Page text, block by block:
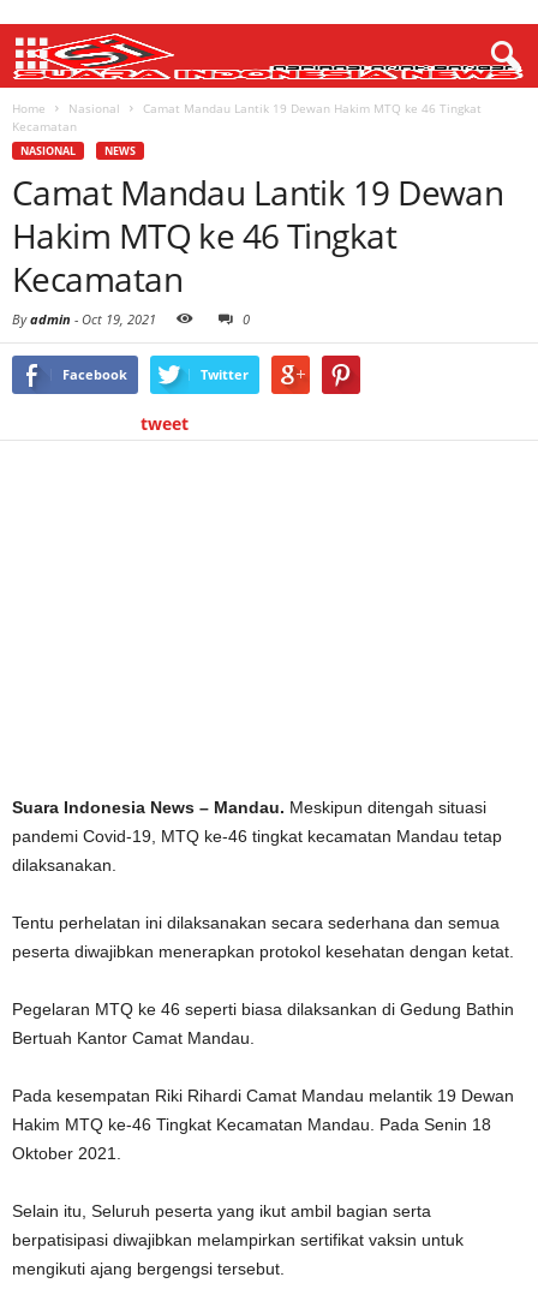
Home Nasional
Camat Mandau Lantik 19 Dewan Hakim MTQ ke 46 Tingkat
Kecamatan
NASIONAL NEWS
Camat Mandau Lantik 19 Dewan
Hakim MTQ ke 46 Tingkat
Kecamatan
Byadmin - Oct 19, 2021 0
Facebook Twitter
tweet
Suara Indonesia News – Mandau. Meskipun ditengah situasi
pandemi Covid-19, MTQ ke-46 tingkat kecamatan Mandau tetap
dilaksanakan.
Tentu perhelatan ini dilaksanakan secara sederhana dan semua
peserta diwajibkan menerapkan protokol kesehatan dengan ketat.
Pegelaran MTQ ke 46 seperti biasa dilaksankan di Gedung Bathin
Bertuah Kantor Camat Mandau.
Pada kesempatan Riki Rihardi Camat Mandau melantik 19 Dewan
Hakim MTQ ke-46 Tingkat Kecamatan Mandau. Pada Senin 18
Oktober 2021.
Selain itu, Seluruh peserta yang ikut ambil bagian serta
berpatisipasi diwajibkan melampirkan sertifikat vaksin untuk
mengikuti ajang bergengsi tersebut.